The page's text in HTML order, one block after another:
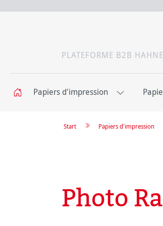
PLATEFORME B2B
Papiers d'impression
Papiers d'impression
Start
Photo